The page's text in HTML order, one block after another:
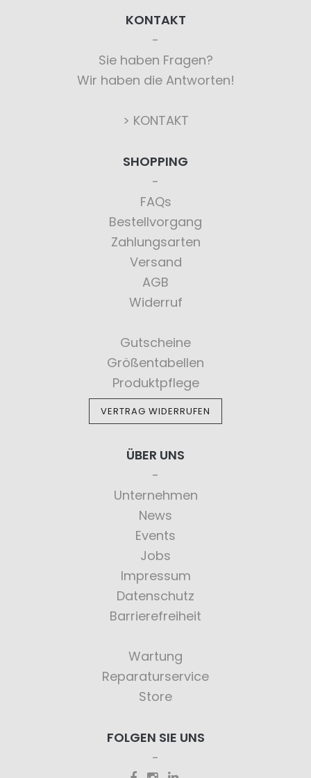
KONTAKT
Sie haben Fragen?
Wir haben die Antworten!
> KONTAKT
SHOPPING
FAQs
Bestellvorgang
Zahlungsarten
Versand
AGB
Widerruf
Gutscheine
Größentabellen
Produktpflege
VERTRAG WIDERRUFEN
ÜBER UNS
Unternehmen
News
Events
Jobs
Impressum
Datenschutz
Barrierefreiheit
Wartung
Reparaturservice
Store
FOLGEN SIE UNS